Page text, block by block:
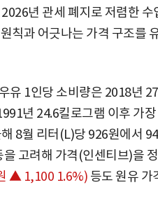
년 관세 폐지로 저렴한 수
칙과 어긋나는 가격 구조를
유 1인당 소비량은 2018년
년 24.6킬로그램 이후 가
8월 리터(L)당 926원에서
고려해 가격(인센티브)을
▲ 1,100 1.6%) 등도 원유 가